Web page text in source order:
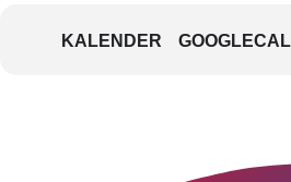
KALENDER GOOGLECAL